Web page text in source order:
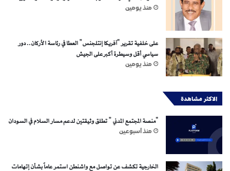
منذ يومين
على خلفية تقرير “آفريكا إنتلجنس” العطا في رئاسة الأركان.. دور
سياسي أقل وسيطرة أكبر على الجيش
منذ يومين
الاكثر مشاهدة
“منصة المجتمع المدني ” تطلق وثيقتين لدعم مسار السلام في السودان
منذ أسبوعين
الخارجية تكشف عن تواصل مع واشنطن استمر عاماً بشأن إتهامات